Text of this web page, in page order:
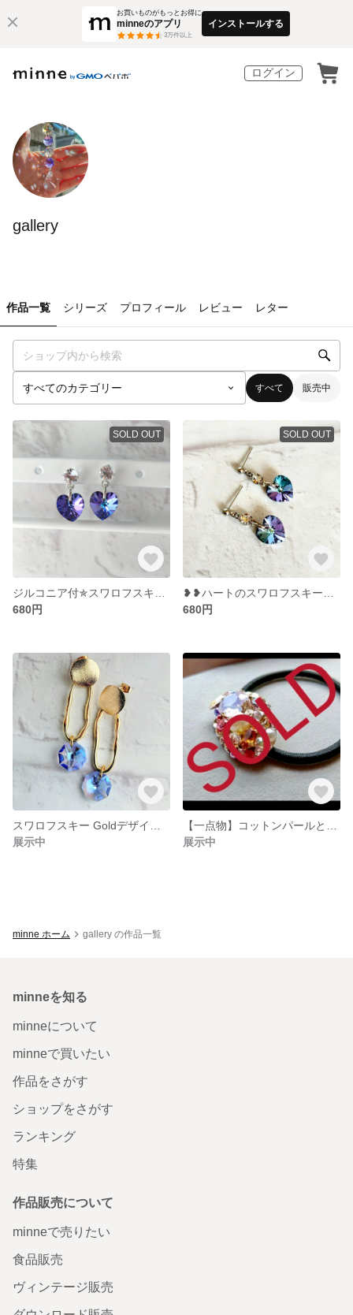
お買いものがもっとお得に
minneのアプリ
3万件以上
インストールする
ログイン
gallery
作品一覧 シリーズ プロフィール レビュー レター
すべて 販売中
SOLD OUT
680円
SOLD OUT
680円
展示中
展示中
minne ホーム gallery の作品一覧
minneを知る
minneについて
minneで買いたい
作品をさがす
ショップをさがす
ランキング
特集
作品販売について
minneで売りたい
食品販売
ヴィンテージ販売